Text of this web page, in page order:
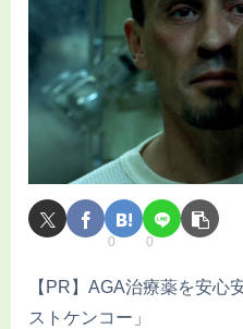
0 0
【PR】AGA治療薬を安心
ストケンコー」